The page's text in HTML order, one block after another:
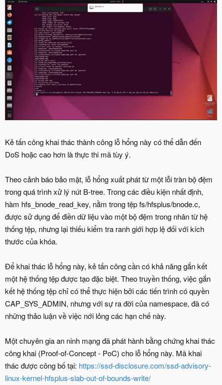
Kẻ tấn công khai thác thành công lỗ hổng này có thể dẫn đến
DoS hoặc cao hơn là thực thi mã tùy ý.
Theo cảnh báo bảo mật, lỗ hổng xuất phát từ một lỗi tràn bộ đệm
trong quá trình xử lý nút B-tree. Trong các điều kiện nhất định,
hàm hfs_bnode_read_key, nằm trong tệp fs/hfsplus/bnode.c,
được sử dụng để điền dữ liệu vào một bộ đệm trong nhân từ hệ
thống tệp, nhưng lại thiếu kiểm tra ranh giới hợp lệ đối với kích
thước của khóa.
Để khai thác lỗ hổng này, kẻ tấn công cần có khả năng gắn kết
một hệ thống tệp được tạo đặc biệt. Theo truyền thống, việc gắn
kết hệ thống tệp chỉ có thể thực hiện bởi các tiến trình có quyền
CAP_SYS_ADMIN, nhưng với sự ra đời của namespace, đã có
những thảo luận về việc nới lỏng các hạn chế này.
Một chuyên gia an ninh mạng đã phát hành bằng chứng khai thác
công khai (Proof-of-Concept - PoC) cho lỗ hổng này. Mã khai
thác được công bố tại: https://ssd-disclosure.com/ssd-advisory-
linux-kernel-hfsplus-slab-out-of-bounds-write/